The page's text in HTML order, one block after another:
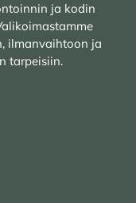
ja kodin
ilmanvaihtoon ja
tarpeisiin.